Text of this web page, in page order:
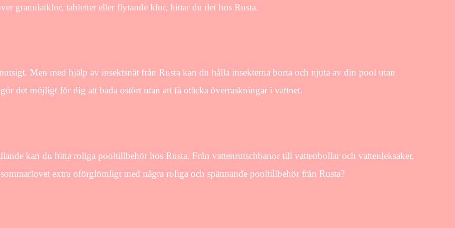
granulatklor, tabletter eller flytande klor, hittar du det hos Rusta.
Men med hjälp av insektsnät från Rusta kan du hålla insekterna borta och njuta av din pool utan
det möjligt för dig att bada ostört utan att få otäcka överraskningar i vattnet.
kan du hitta roliga pooltillbehör hos Rusta. Från vattenrutschbanor till vattenbollar och vattenleksaker,
extra oförglömligt med några roliga och spännande pooltillbehör från Rusta?